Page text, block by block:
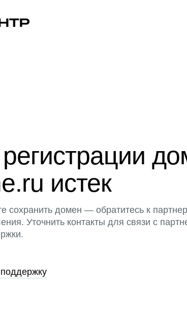
истек
сохранить домен — обратитесь к
Уточнить контакты для связи с